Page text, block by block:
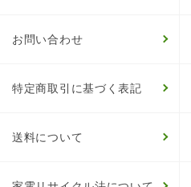
お問い合わせ
特定商取引に基づく表記
送料について